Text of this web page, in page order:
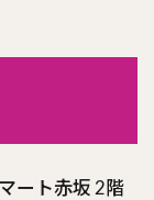
ート赤坂 2階